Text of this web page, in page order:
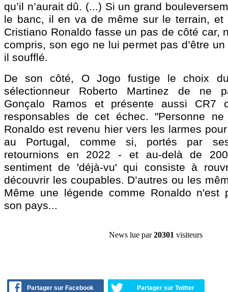
qu’il n’aurait dû. (...) Si un grand
le banc, il en va de même sur le terrain, et
Cristiano Ronaldo fasse un pas de côté car,
compris, son ego ne lui permet pas d’être
il soufflé.
De son côté, O Jogo fustige le choix
sélectionneur Roberto Martinez de ne
Gonçalo Ramos et présente aussi CR7
responsables de cet échec. "Personne ne
Ronaldo est revenu hier vers les larmes
au Portugal, comme si, portés par
retournions en 2022 - et au-delà de
sentiment de 'déjà-vu' qui consiste à
découvrir les coupables. D’autres ou les
Même une légende comme Ronaldo n'est
son pays...
News lue par20301 visiteurs
Partager sur Facebook Partager sur Twitter